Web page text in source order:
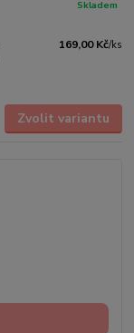
169,00 Kč/ks
Skladem
Zvolit variantu